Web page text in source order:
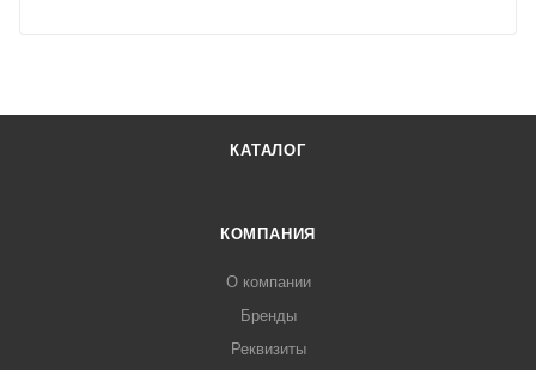
КАТАЛОГ
КОМПАНИЯ
О компании
Бренды
Реквизиты